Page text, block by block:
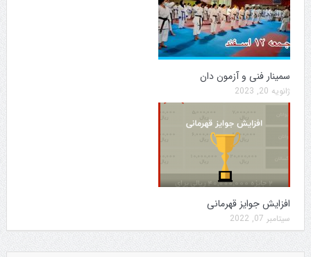
سمینار فنی و آزمون دان
ژانویه 20, 2023
افزایش جوایز قهرمانی
سپتامبر 07, 2022